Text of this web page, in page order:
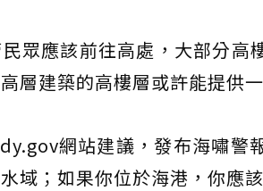
眾應該前往高處，大部分高
層建築的高樓層或許能提供
網站建議，發布海嘯警
域；如果你位於海港，你應